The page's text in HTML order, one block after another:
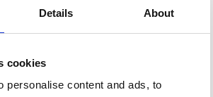
Details About
cookies
personalise content and ads, to
Nej